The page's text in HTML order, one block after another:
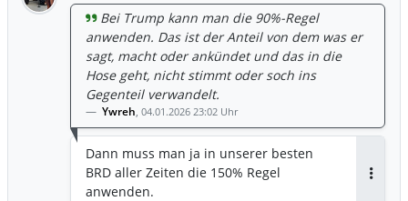
Bei Trump kann man die 90%-Regel
anwenden. Das ist der Anteil von dem was er
sagt, macht oder ankündet und das in die
Hose geht, nicht stimmt oder soch ins
Gegenteil verwandelt.
Ywreh, 04.01.2026 23:02 Uhr
Dann muss man ja in unserer besten
BRD aller Zeiten die 150% Regel
anwenden.